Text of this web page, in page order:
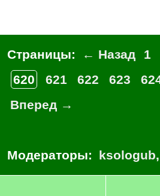
Страницы: ← Назад 1
620
621 622 623
Вперед →
Модераторы: ksologub,